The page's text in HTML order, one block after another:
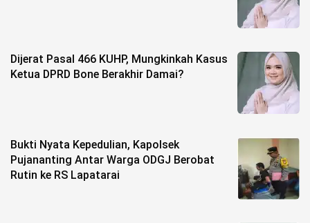
Dijerat Pasal 466 KUHP, Mungkinkah Kasus
Ketua DPRD Bone Berakhir Damai?
Bukti Nyata Kepedulian, Kapolsek
Pujananting Antar Warga ODGJ Berobat
Rutin ke RS Lapatarai